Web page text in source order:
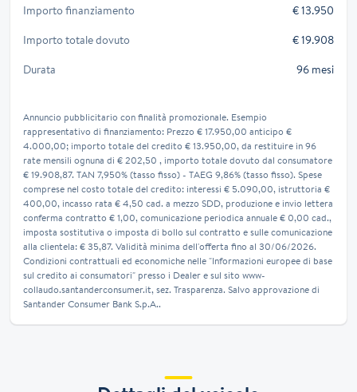
Importo finanziamento
€ 13.950
Importo totale dovuto
€ 19.908
Durata
96 mesi
Annuncio pubblicitario con finalità promozionale. Esempio
rappresentativo di finanziamento: Prezzo € 17.950,00 anticipo €
4.000,00; importo totale del credito € 13.950,00, da restituire in 96
rate mensili ognuna di € 202,50 , importo totale dovuto dal consumatore
€ 19.908,87. TAN 7,950% (tasso fisso) - TAEG 9,86% (tasso fisso). Spese
comprese nel costo totale del credito: interessi € 5.090,00, istruttoria €
400,00, incasso rata € 4,50 cad. a mezzo SDD, produzione e invio lettera
conferma contratto € 1,00, comunicazione periodica annuale € 0,00 cad.,
imposta sostitutiva o imposta di bollo sul contratto e sulle comunicazione
alla clientela: € 35,87. Validità minima dell'offerta fino al 30/06/2026.
Condizioni contrattuali ed economiche nelle "Informazioni europee di base
sul credito ai consumatori" presso i Dealer e sul sito www-
collaudo.santanderconsumer.it, sez. Trasparenza. Salvo approvazione di
Santander Consumer Bank S.p.A..